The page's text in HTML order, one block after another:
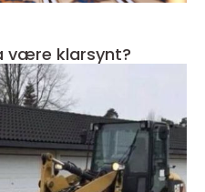
være klarsynt?